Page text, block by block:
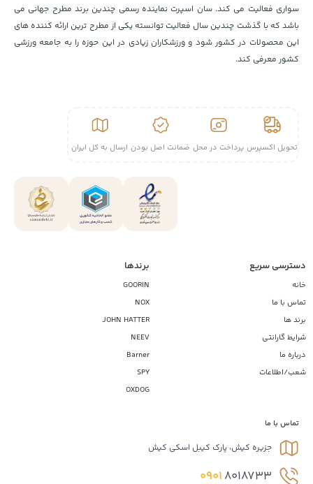
سواری فعالیت می کند. سان اسپرت نماینده رسمی چندین برند مطرح جهانی می
باشد که با گذشت چندین سال فعالیت توانسته یکی از مطرح ترین ارائه کننده های
این محصولات در کشور شود و ورزشکاران زیادی در این حوزه را به جامعه ورزشی
کشور معرفی کند.
تحویل اکسپرس پرداخت در محل ضمانت اصل بودن ارسال به کل ایران
دسترسی سریع
خانه
تماس با ما
برند ها
شرایط گارانتی
درباره ما
شعب/اطلاعات
برندها
GOORIN
NOX
JOHN HATTER
NEEV
Barner
SPY
OXDOG
تماس با ما
جزیره کیش، پارک کیبل اسکی کیش
09018018733